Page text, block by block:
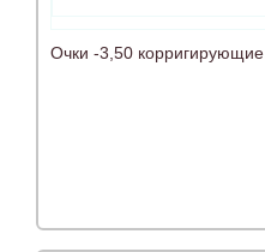
Очки -3,50 корригирующие